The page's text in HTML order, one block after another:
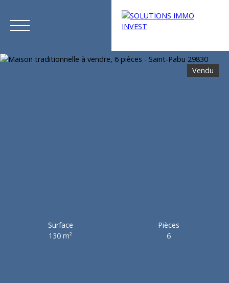
Vendu
Surface
130m²
Pièces
6